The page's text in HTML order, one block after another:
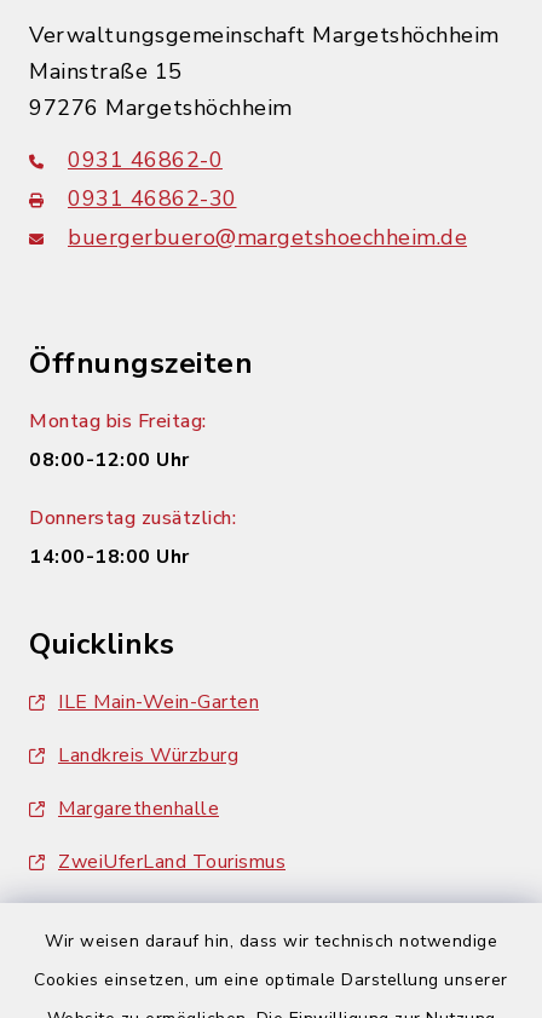
Wir weisen darauf hin, dass wir technisch notwendige
Cookies einsetzen, um eine optimale Darstellung unserer
Verwaltungsgemeinschaft Margetshöchheim
Mainstraße 15
97276 Margetshöchheim
0931 46862-0
0931 46862-30
buergerbuero@margetshoechheim.de
Öffnungszeiten
Montag bis Freitag:
08:00-12:00 Uhr
Donnerstag zusätzlich:
14:00-18:00 Uhr
Quicklinks
ILE Main-Wein-Garten
Landkreis Würzburg
Margarethenhalle
ZweiUferLand Tourismus